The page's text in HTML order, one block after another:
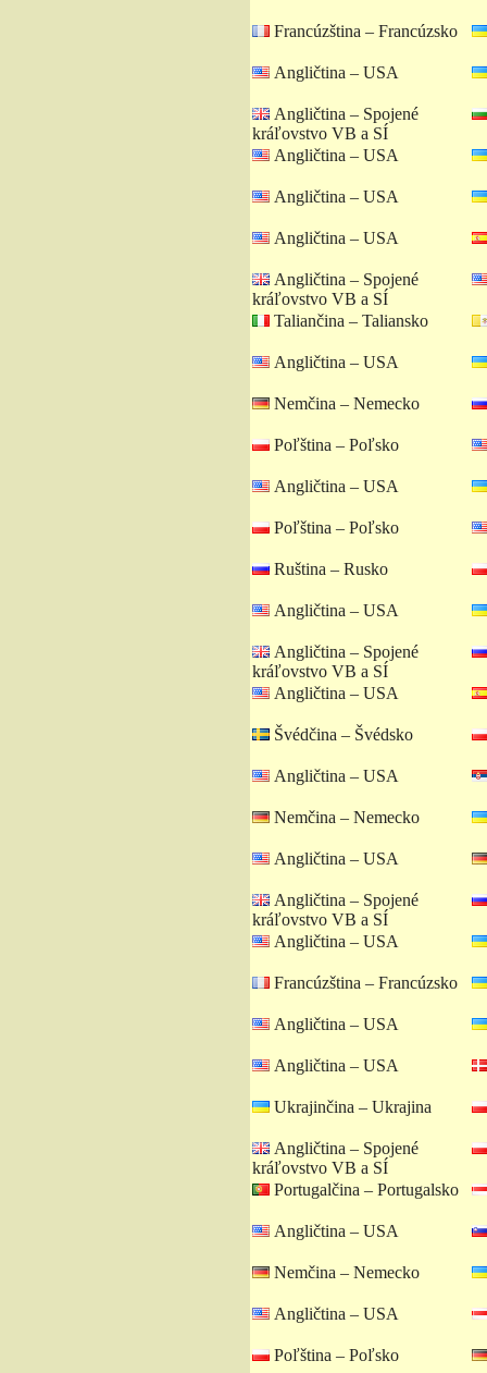
Francúzština – Francúzsko
Angličtina – USA
Angličtina – Spojené
kráľovstvo VB a SÍ
Angličtina – USA
Angličtina – USA
Angličtina – USA
Angličtina – Spojené
kráľovstvo VB a SÍ
Taliančina – Taliansko
Angličtina – USA
Nemčina – Nemecko
Poľština – Poľsko
Angličtina – USA
Poľština – Poľsko
Ruština – Rusko
Angličtina – USA
Angličtina – Spojené
kráľovstvo VB a SÍ
Angličtina – USA
Švédčina – Švédsko
Angličtina – USA
Nemčina – Nemecko
Angličtina – USA
Angličtina – Spojené
kráľovstvo VB a SÍ
Angličtina – USA
Francúzština – Francúzsko
Angličtina – USA
Angličtina – USA
Ukrajinčina – Ukrajina
Angličtina – Spojené
kráľovstvo VB a SÍ
Portugalčina – Portugalsko
Angličtina – USA
Nemčina – Nemecko
Angličtina – USA
Poľština – Poľsko